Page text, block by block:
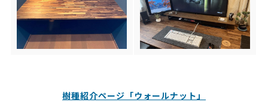
樹種紹介ページ「ウォールナット」